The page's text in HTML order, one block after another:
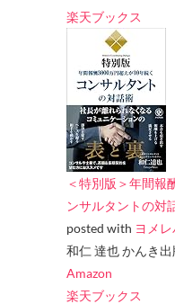
楽天ブックス
＜特別版＞年間報
ンサルタントの対
posted with ヨメ
和仁 達也 かんき
Amazon
楽天ブックス